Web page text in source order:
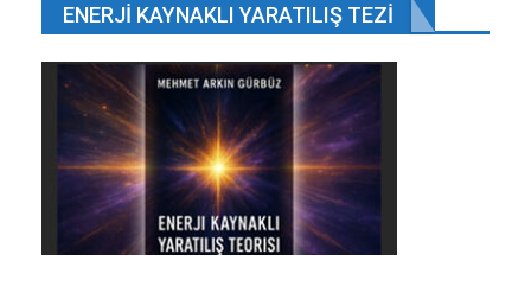
ENERJI KAYNAKLI YARATILIŞ TEZI